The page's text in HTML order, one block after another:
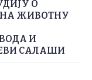
О
НА ЖИВОТНУ
И
САЛАШИ